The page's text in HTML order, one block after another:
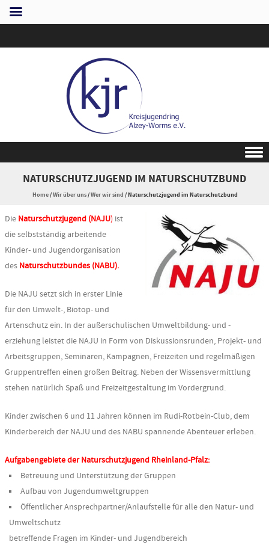
NATURSCHUTZJUGEND IM NATURSCHUTZBUND
Home/Wir über uns/Wer wir sind /Naturschutzjugend im Naturschutzbund
Die Naturschutzjugend (NAJU) ist
die selbstständig arbeitende
Kinder- und Jugendorganisation
des Naturschutzbundes (NABU).
Die NAJU setzt sich in erster Linie
für den Umwelt-, Biotop- und
Artenschutz ein. In der außerschulischen Umweltbildung- und -
erziehung leistet die NAJU in Form von Diskussionsrunden, Projekt- und
Arbeitsgruppen, Seminaren, Kampagnen, Freizeiten und regelmäßigen
Gruppentreffen einen großen Beitrag. Neben der Wissensvermittlung
stehen natürlich Spaß und Freizeitgestaltung im Vordergrund.
Kinder zwischen 6 und 11 Jahren können im Rudi-Rotbein-Club, dem
Kinderbereich der NAJU und des NABU spannende Abenteuer erleben.
Aufgabengebiete der Naturschutzjugend Rheinland-Pfalz:
Betreuung und Unterstützung der Gruppen
Aufbau von Jugendumweltgruppen
Öffentlicher Ansprechpartner/Anlaufstelle für alle den Natur- und
Umweltschutz
betreffende Fragen im Kinder- und Jugendbereich